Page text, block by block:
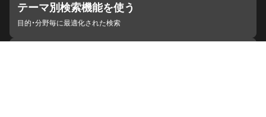
テーマ別検索機能を使う
目的・分野毎に最適化された検索